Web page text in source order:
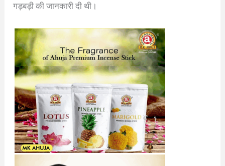
गड़बड़ी की जानकारी दी थी।